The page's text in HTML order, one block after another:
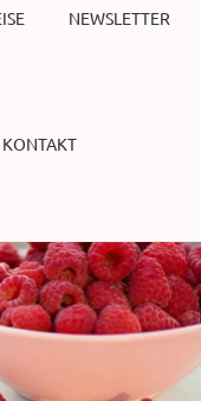
NEWSLETTER
KONTAKT